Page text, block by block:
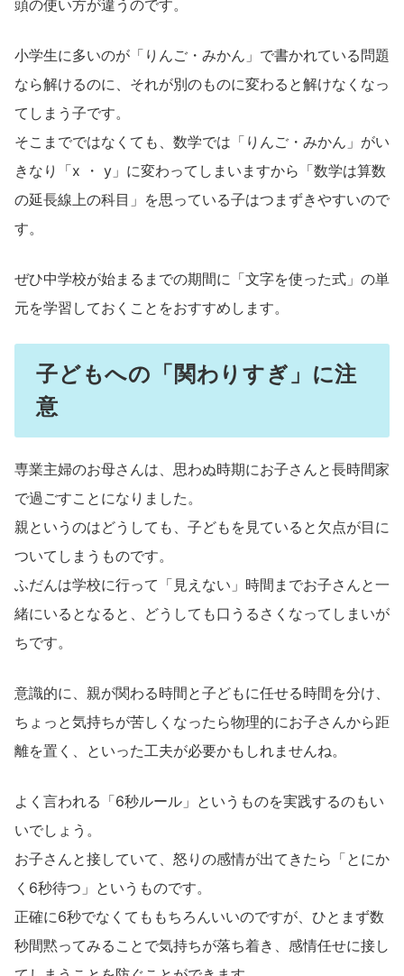
頭の使い方が違うのです。
小学生に多いのが「りんご・みかん」で書かれている問題
なら解けるのに、それが別のものに変わると解けなくなっ
てしまう子です。
そこまでではなくても、数学では「りんご・みかん」がい
きなり「x ・ y」に変わってしまいますから「数学は算数
の延長線上の科目」を思っている子はつまずきやすいので
す。
ぜひ中学校が始まるまでの期間に「文字を使った式」の単
元を学習しておくことをおすすめします。
子どもへの「関わりすぎ」に注
意
専業主婦のお母さんは、思わぬ時期にお子さんと長時間家
で過ごすことになりました。
親というのはどうしても、子どもを見ていると欠点が目に
ついてしまうものです。
ふだんは学校に行って「見えない」時間までお子さんと一
緒にいるとなると、どうしても口うるさくなってしまいが
ちです。
意識的に、親が関わる時間と子どもに任せる時間を分け、
ちょっと気持ちが苦しくなったら物理的にお子さんから距
離を置く、といった工夫が必要かもしれませんね。
よく言われる「6秒ルール」というものを実践するのもい
いでしょう。
お子さんと接していて、怒りの感情が出てきたら「とにか
く6秒待つ」というものです。
正確に6秒でなくてももちろんいいのですが、ひとまず数
秒間黙ってみることで気持ちが落ち着き、感情任せに接し